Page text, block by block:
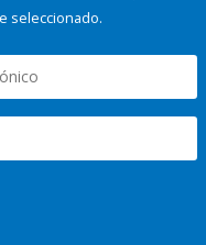
seleccionado.